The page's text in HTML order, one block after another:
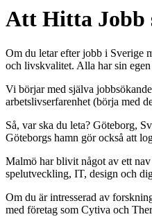
Att Hitta Jobb
Om du letar efter jobb i Sverige
och livskvalitet. Alla har sin
Vi börjar med själva
arbetslivserfarenhet (börja med
Så, var ska du leta? Göteborg,
Göteborgs hamn gör också att
Malmö har blivit något av ett
spelutveckling, IT, design och
Om du är intresserad av
med företag som Cytiva och